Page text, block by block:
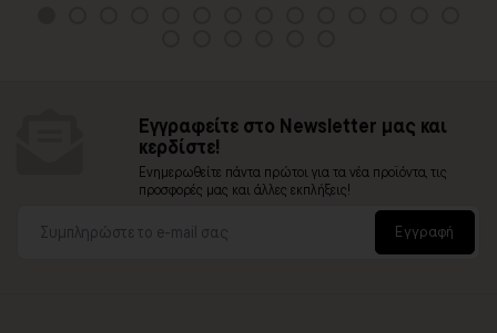
Εγγραφείτε στο Newsletter μας και
κερδίστε!
Ενημερωθείτε πάντα πρώτοι για τα νέα προϊόντα, τις
προσφορές μας και άλλες εκπλήξεις!
Εγγραφή